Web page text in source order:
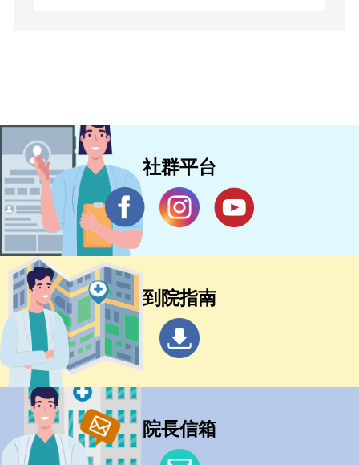
社群平台
到院指南
院長信箱